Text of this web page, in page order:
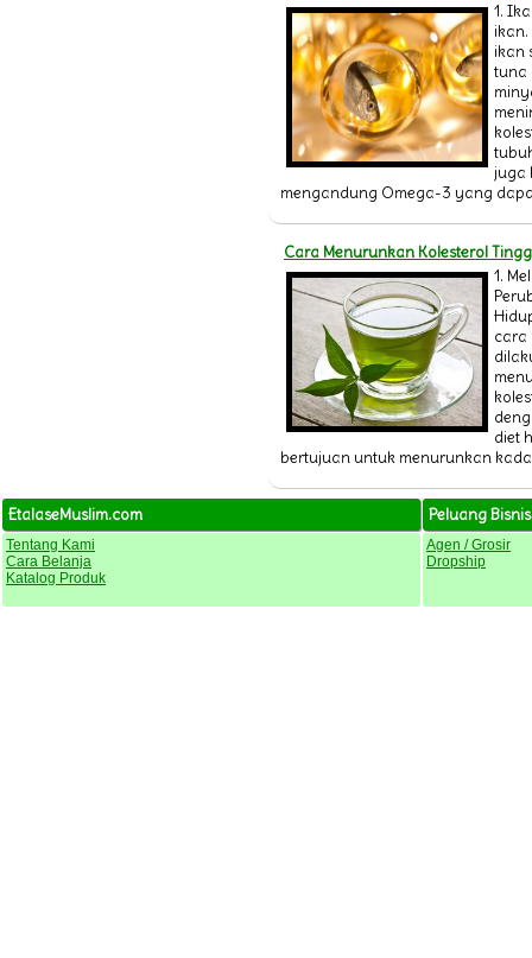
1.
ikan
tuna
juga
mengandung Omega-3 yang
Cara Menurunkan Kolesterol
1.
cara
diet
bertujuan untuk menurunkan
EtalaseMuslim.com Peluang Bisnis
Tentang Kami
Cara Belanja
Katalog Produk
Agen / Grosir
Dropship